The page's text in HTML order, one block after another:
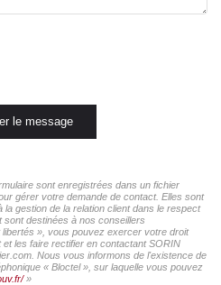
le message
sont enregistrées dans un fichier
gérer votre demande de contact. Elles sont
gestion de la relation client dans le respect
destinées à nos conseillers
», vous pouvez exercer votre droit
les faire rectifier en contactant SORIN
Nous vous informons de l'existence de
« Bloctel », sur laquelle vous pouvez
»